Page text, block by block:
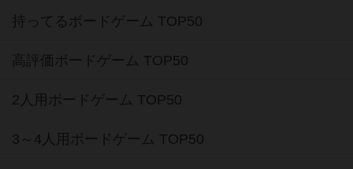
持ってるボードゲーム TOP50
高評価ボードゲーム TOP50
2人用ボードゲーム TOP50
3～4人用ボードゲーム TOP50